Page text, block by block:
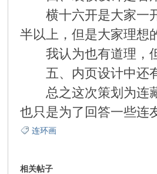
横十六开是大家一开
半以上，但是大家理想
我认为也有道理，但
五、内页设计中还有
总之这次策划为连藏
也只是为了回答一些连
连环画
相关帖子